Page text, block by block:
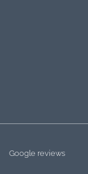
Google reviews